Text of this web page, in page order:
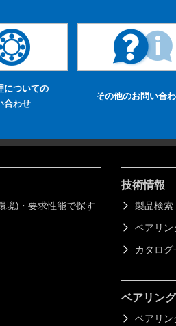
についての
合わせ
その他のお問い合
境)・要求性能で探す
技術情報
製品検索
ベアリ
カタログ
ベアリング
ベアリ